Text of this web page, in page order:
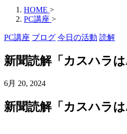
HOME >
PC講座 >
PC講座 ブログ 今日の活動 読解
新聞読解「カスハラ
6月 20, 2024
新聞読解「カスハラ